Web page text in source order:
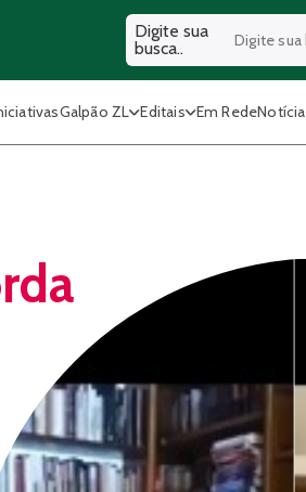
Digite sua
busca..
Galpão ZL Editais Em Rede